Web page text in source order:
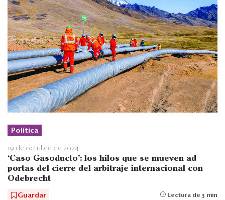
Política
19 de octubre de 2024
‘Caso Gasoducto’: los hilos que se mueven ad
portas del cierre del arbitraje internacional con
Odebrecht
Guardar Lectura de 3 min